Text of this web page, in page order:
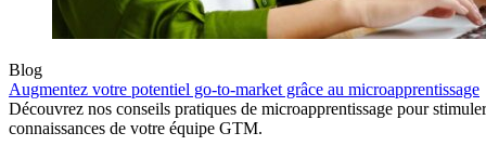
Blog
Augmentez votre potentiel go-to-market grâce au microapprentissage
Découvrez nos conseils pratiques de microapprentissage pour
connaissances de votre équipe GTM.